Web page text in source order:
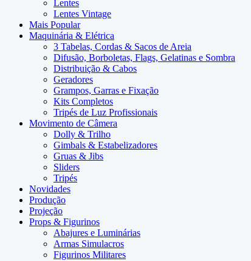
Lentes
Lentes Vintage
Mais Popular
Maquinária & Elétrica
3 Tabelas, Cordas & Sacos de Areia
Difusão, Borboletas, Flags, Gelatinas e Sombra
Distribuição & Cabos
Geradores
Grampos, Garras e Fixação
Kits Completos
Tripés de Luz Profissionais
Movimento de Câmera
Dolly & Trilho
Gimbals & Estabelizadores
Gruas & Jibs
Sliders
Tripés
Novidades
Produção
Projeção
Props & Figurinos
Abajures e Luminárias
Armas Simulacros
Figurinos Militares